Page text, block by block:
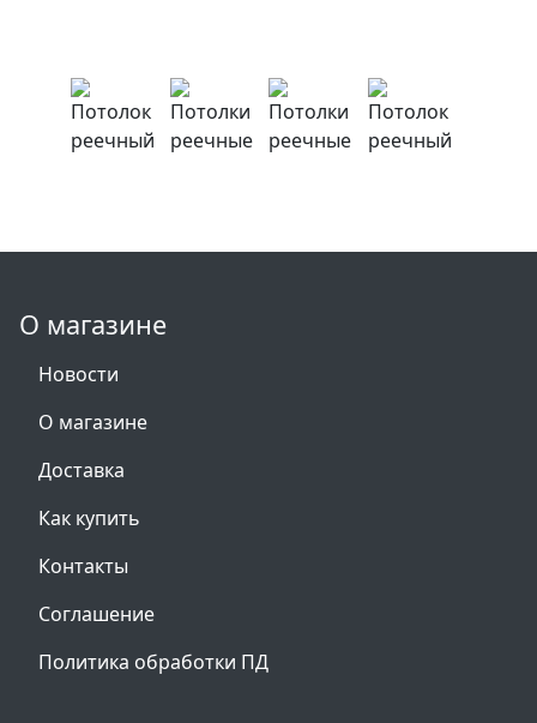
О магазине
Новости
О магазине
Доставка
Как купить
Контакты
Соглашение
Политика обработки ПД